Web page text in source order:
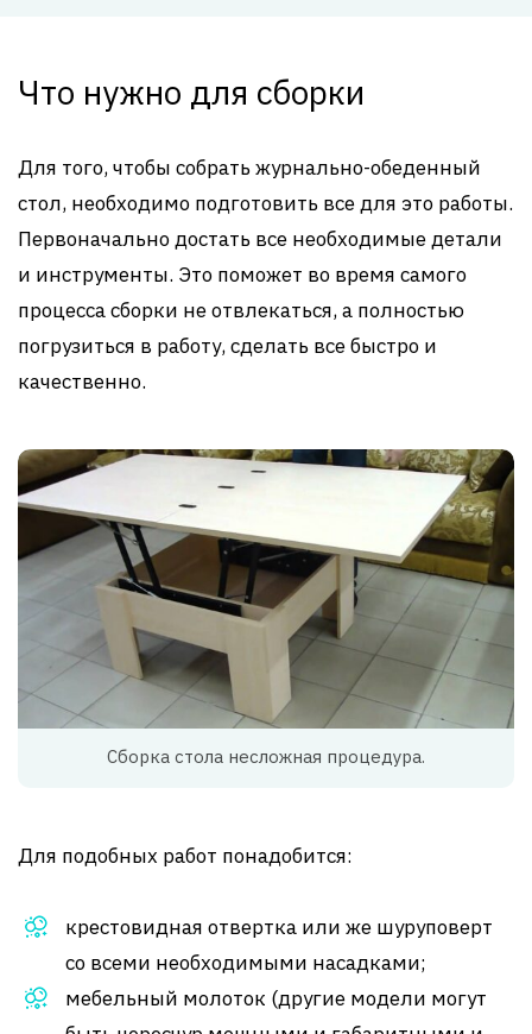
Что нужно для сборки
Для того, чтобы собрать журнально-обеденный
стол, необходимо подготовить все для это работы.
Первоначально достать все необходимые детали
и инструменты. Это поможет во время самого
процесса сборки не отвлекаться, а полностью
погрузиться в работу, сделать все быстро и
качественно.
Сборка стола несложная процедура.
Для подобных работ понадобится:
крестовидная отвертка или же шуруповерт
со всеми необходимыми насадками;
мебельный молоток (другие модели могут